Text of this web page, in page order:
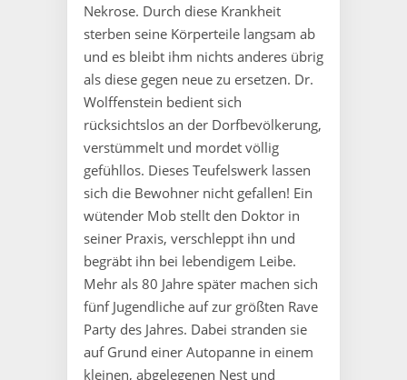
Nekrose. Durch diese Krankheit
sterben seine Körperteile langsam ab
und es bleibt ihm nichts anderes übrig
als diese gegen neue zu ersetzen. Dr.
Wolffenstein bedient sich
rücksichtslos an der Dorfbevölkerung,
verstümmelt und mordet völlig
gefühllos. Dieses Teufelswerk lassen
sich die Bewohner nicht gefallen! Ein
wütender Mob stellt den Doktor in
seiner Praxis, verschleppt ihn und
begräbt ihn bei lebendigem Leibe.
Mehr als 80 Jahre später machen sich
fünf Jugendliche auf zur größten Rave
Party des Jahres. Dabei stranden sie
auf Grund einer Autopanne in einem
kleinen, abgelegenen Nest und